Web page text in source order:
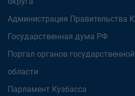
Администрация Правительства
Государственная дума РФ
Портал органов
области
Парламент Кузбасса